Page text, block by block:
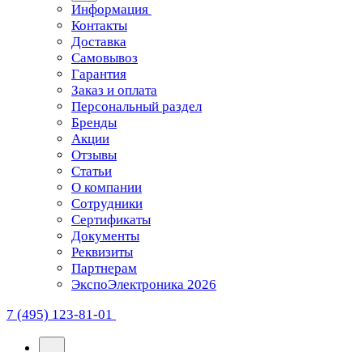
Информация
Контакты
Доставка
Самовывоз
Гарантия
Заказ и оплата
Персональный раздел
Бренды
Акции
Отзывы
Статьи
О компании
Сотрудники
Сертификаты
Документы
Реквизиты
Партнерам
ЭкспоЭлектроника 2026
7 (495) 123-81-01